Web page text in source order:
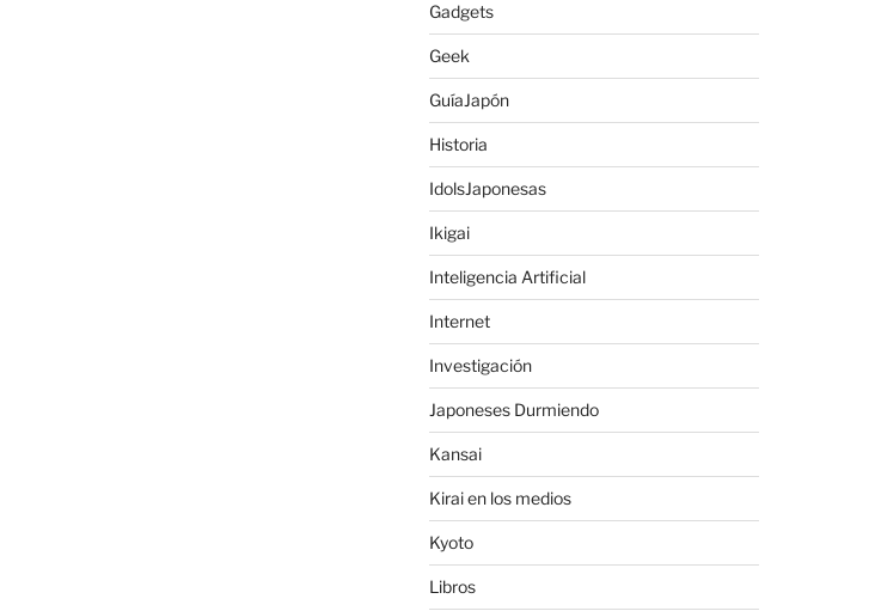
Gadgets
Geek
GuíaJapón
Historia
IdolsJaponesas
Ikigai
Inteligencia Artificial
Internet
Investigación
Japoneses Durmiendo
Kansai
Kirai en los medios
Kyoto
Libros